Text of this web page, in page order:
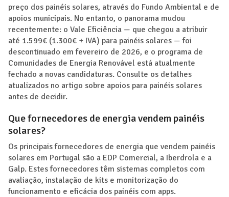
preço dos painéis solares, através do Fundo Ambiental e de
apoios municipais. No entanto, o panorama mudou
recentemente: o Vale Eficiência — que chegou a atribuir
até 1.599€ (1.300€ + IVA) para painéis solares — foi
descontinuado em fevereiro de 2026, e o programa de
Comunidades de Energia Renovável está atualmente
fechado a novas candidaturas. Consulte os detalhes
atualizados no artigo sobre apoios para painéis solares
antes de decidir.
Que fornecedores de energia vendem painéis
solares?
Os principais fornecedores de energia que vendem painéis
solares em Portugal são a EDP Comercial, a Iberdrola e a
Galp. Estes fornecedores têm sistemas completos com
avaliação, instalação de kits e monitorização do
funcionamento e eficácia dos painéis com apps.